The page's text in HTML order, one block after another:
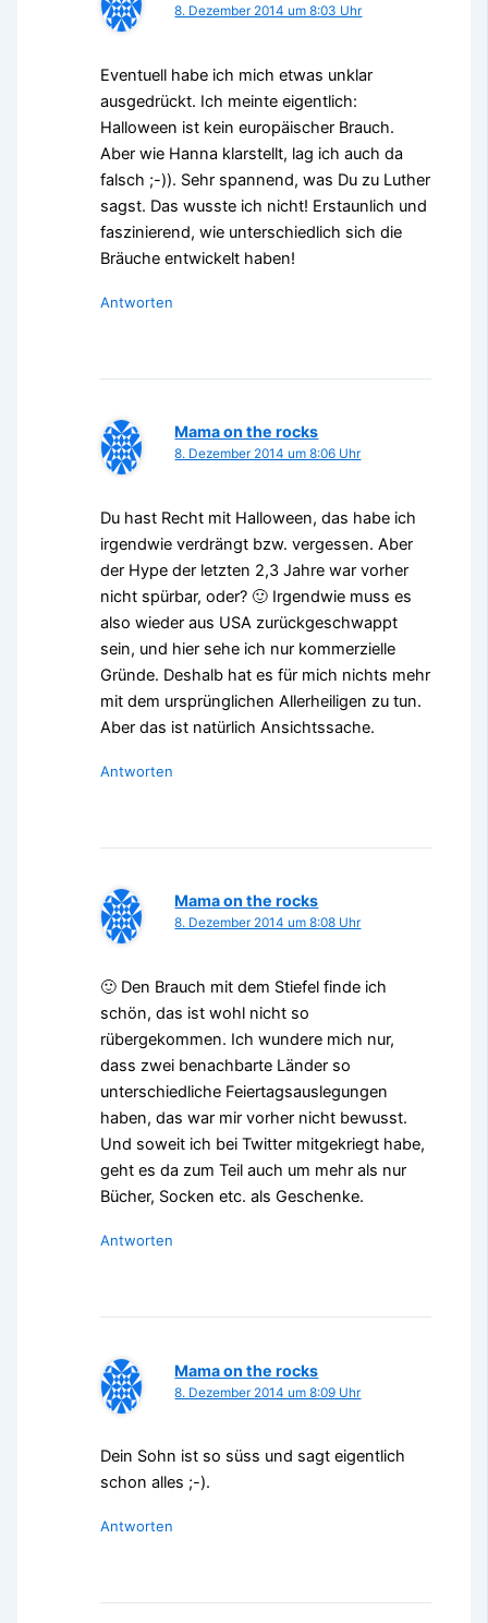
8. Dezember 2014 um 8:03 Uhr
Eventuell habe ich mich etwas unklar
ausgedrückt. Ich meinte eigentlich:
Halloween ist kein europäischer Brauch.
Aber wie Hanna klarstellt, lag ich auch da
falsch ;-)). Sehr spannend, was Du zu Luther
sagst. Das wusste ich nicht! Erstaunlich und
faszinierend, wie unterschiedlich sich die
Bräuche entwickelt haben!
Antworten
Mama on the rocks
8. Dezember 2014 um 8:06 Uhr
Du hast Recht mit Halloween, das habe ich
irgendwie verdrängt bzw. vergessen. Aber
der Hype der letzten 2,3 Jahre war vorher
nicht spürbar, oder? 🙂 Irgendwie muss es
also wieder aus USA zurückgeschwappt
sein, und hier sehe ich nur kommerzielle
Gründe. Deshalb hat es für mich nichts mehr
mit dem ursprünglichen Allerheiligen zu tun.
Aber das ist natürlich Ansichtssache.
Antworten
Mama on the rocks
8. Dezember 2014 um 8:08 Uhr
🙂 Den Brauch mit dem Stiefel finde ich
schön, das ist wohl nicht so
rübergekommen. Ich wundere mich nur,
dass zwei benachbarte Länder so
unterschiedliche Feiertagsauslegungen
haben, das war mir vorher nicht bewusst.
Und soweit ich bei Twitter mitgekriegt habe,
geht es da zum Teil auch um mehr als nur
Bücher, Socken etc. als Geschenke.
Antworten
Mama on the rocks
8. Dezember 2014 um 8:09 Uhr
Dein Sohn ist so süss und sagt eigentlich
schon alles ;-).
Antworten